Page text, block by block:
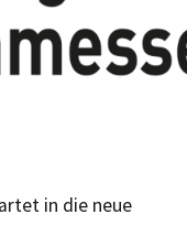
in die neue